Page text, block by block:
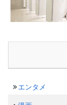
エンタメ